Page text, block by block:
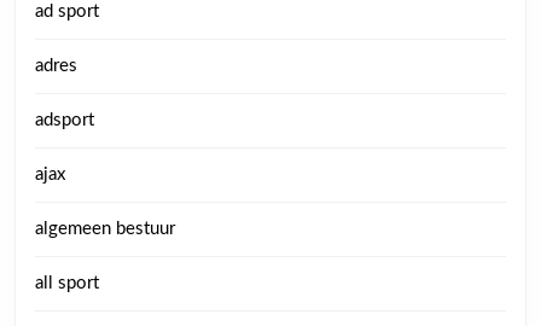
ad sport
adres
adsport
ajax
algemeen bestuur
all sport